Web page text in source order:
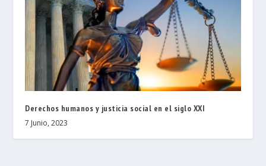
Derechos humanos y justicia social en el siglo XXI
7 Junio, 2023